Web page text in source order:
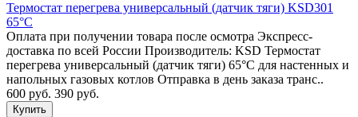
Термостат перегрева универсальный (датчик тяги) KSD301
65°C
Оплата при получении товара после осмотра Экспресс-
доставка по всей России Производитель: KSD Термостат
перегрева универсальный (датчик тяги) 65°C для настенных и
напольных газовых котлов Отправка в день заказа транс..
600 руб. 390 руб.